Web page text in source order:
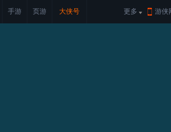
手游 页游 大侠号 更多 游侠